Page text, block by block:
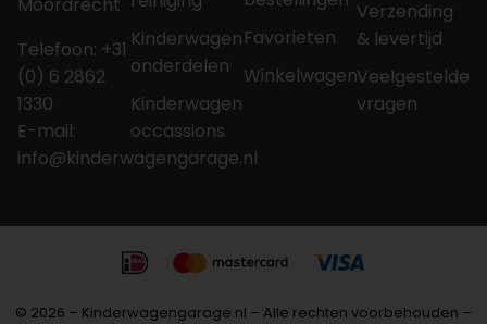
Moordrecht
Telefoon: +31
(0) 6 2862
1330
E-mail:
info@kinderwagengarage.nl
Kinderwagen
onderdelen
Kinderwagen
occassions
Favorieten
Winkelwagen
Verzending
& levertijd
Veelgestelde
vragen
© 2026 – Kinderwagengarage.nl – Alle rechten voorbehouden –